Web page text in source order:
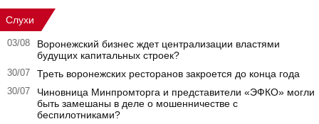
Слухи
03/08
Воронежский бизнес ждет централизации властями
будущих капитальных строек?
30/07 Треть воронежских ресторанов закроется до конца года
30/07
Чиновница Минпромторга и представители «ЭФКО» могли
быть замешаны в деле о мошенничестве с
беспилотниками?